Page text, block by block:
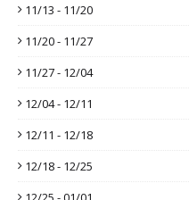
11/13 - 11/20
11/20 - 11/27
11/27 - 12/04
12/04 - 12/11
12/11 - 12/18
12/18 - 12/25